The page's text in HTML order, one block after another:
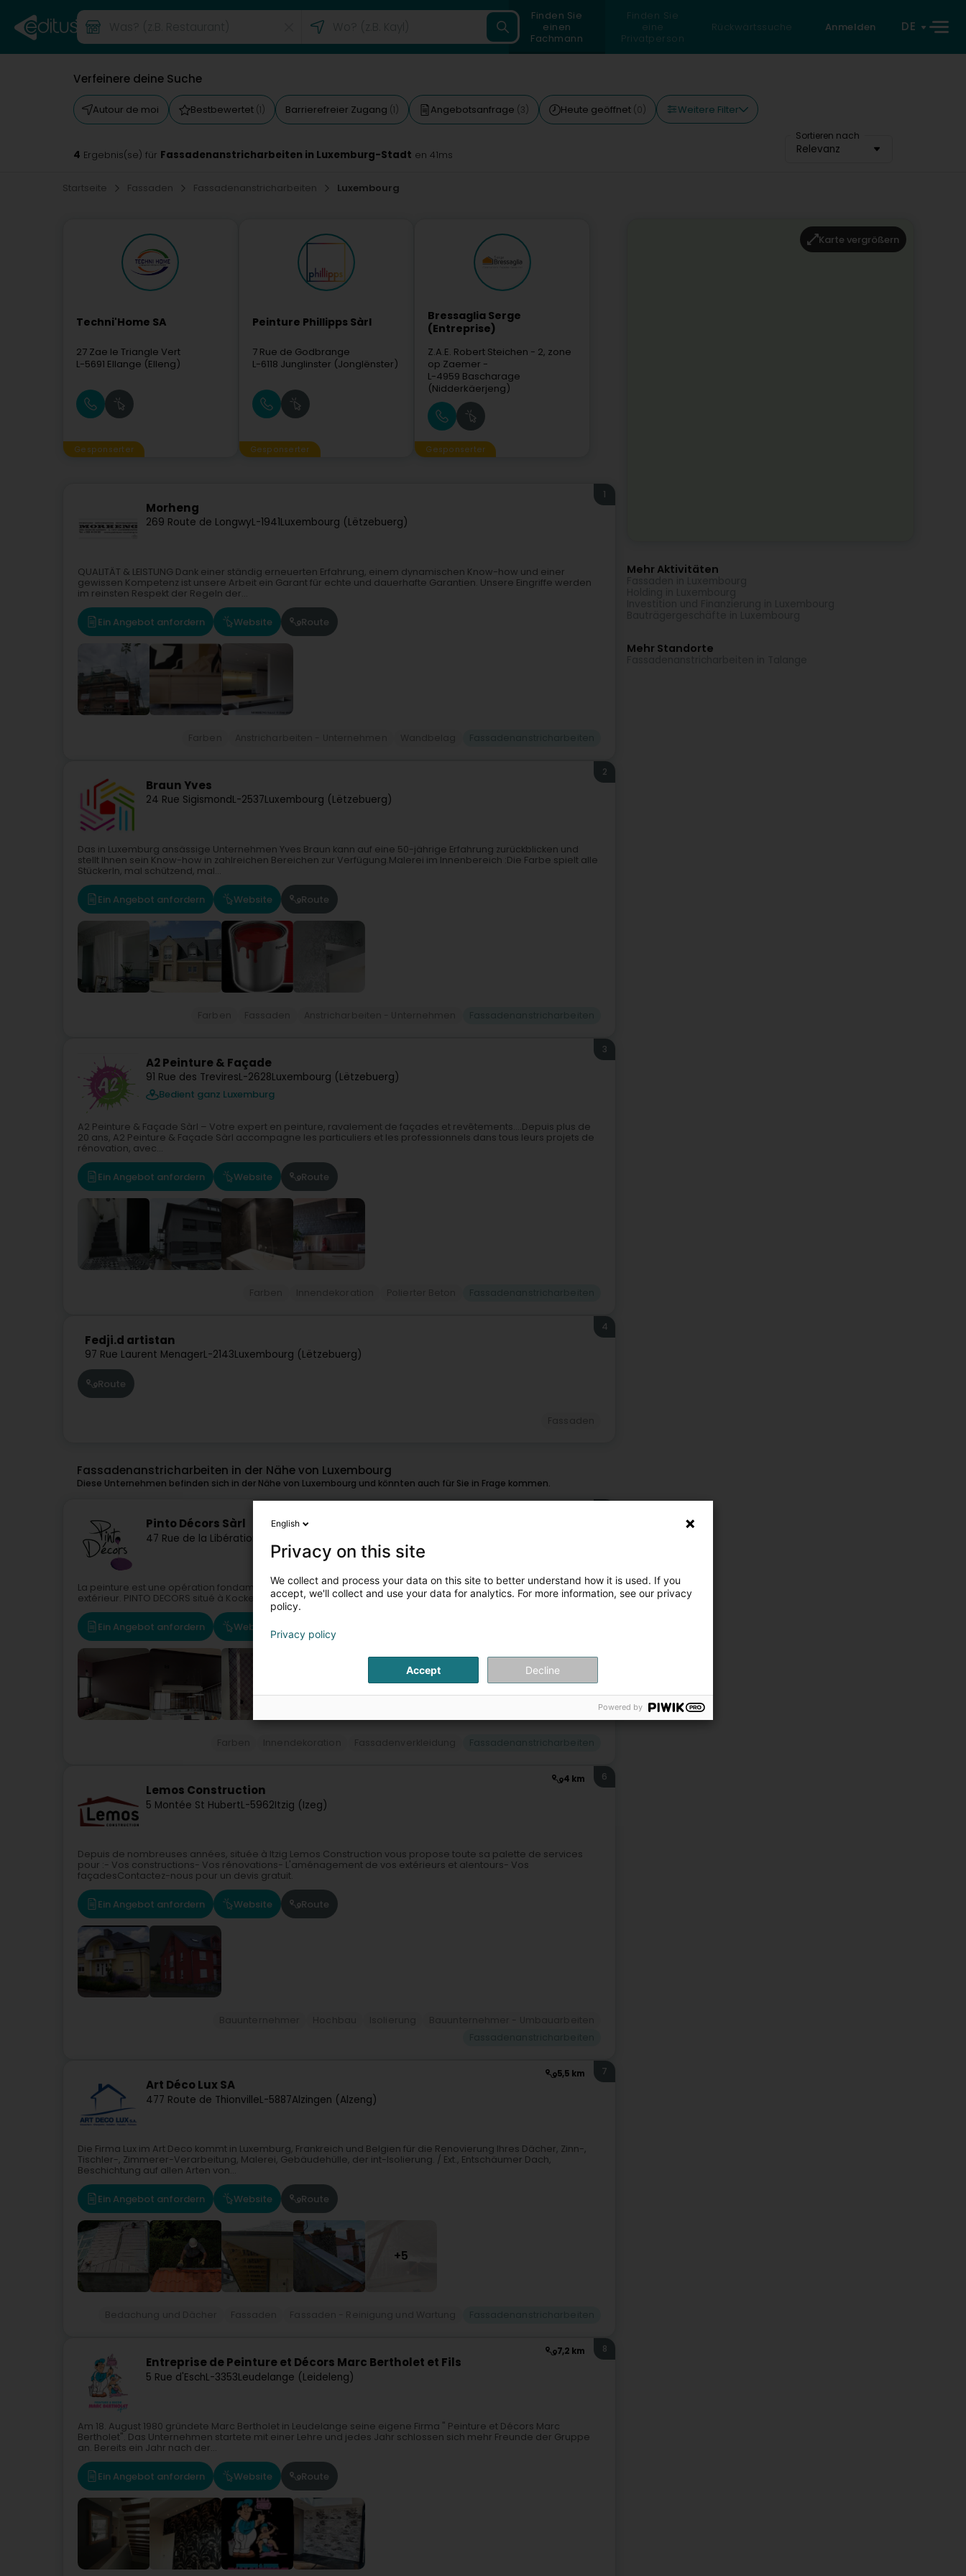
Finden Sie
einen
Fachmann
Finden Sie
eine
Privatperson
Rückwärtssuche Anmelden DE
Verfeinere deine Suche
Autour de moi Bestbewertet (1) Barrierefreier Zugang (1) Angebotsanfrage (3) Heute geöffnet (0) Weitere Filter
Sortieren nach
Relevanz
4 Ergebnis(se) für Fassadenanstricharbeiten in Luxemburg-Stadt en 41ms
Startseite Fassaden Fassadenanstricharbeiten Luxembourg
Techni'Home SA
27 Zae le Triangle Vert
L-5691 Ellange (Elleng)
Gesponserter
Peinture Phillipps Sàrl
7 Rue de Godbrange
L-6118 Junglinster (Jonglënster)
Gesponserter
Bressaglia Serge
(Entreprise)
Z.A.E. Robert Steichen - 2, zone
op Zaemer -
L-4959 Bascharage
(Nidderkäerjeng)
Gesponserter
Morheng
269 Route de LongwyL-1941Luxembourg (Lëtzebuerg)
1
QUALITÄT & LEISTUNG Dank einer ständig erneuerten Erfahrung, einem dynamischen Know-how und einer
gewissen Kompetenz ist unsere Arbeit ein Garant für echte und dauerhafte Garantien. Unsere Eingriffe werden
im reinsten Respekt der Regeln der...
Ein Angebot anfordern Website Route
Braun Yves
24 Rue SigismondL-2537Luxembourg (Lëtzebuerg)
2
Das in Luxemburg ansässige Unternehmen Yves Braun kann auf eine 50-jährige Erfahrung zurückblicken und
stellt Ihnen sein Know-how in zahlreichen Bereichen zur Verfügung.Malerei im Innenbereich :Die Farbe spielt alle
Stückerln, mal schützend, mal...
Ein Angebot anfordern Website Route
A2 Peinture & Façade
91 Rue des TreviresL-2628Luxembourg (Lëtzebuerg)
Bedient ganz Luxemburg
3
A2 Peinture & Façade Sàrl – Votre expert en peinture, ravalement de façades et revêtements….Depuis plus de
20 ans, A2 Peinture & Façade Sàrl accompagne les particuliers et les professionnels dans tous leurs projets de
rénovation, avec...
Ein Angebot anfordern Website Route
Fedji.d artistan
97 Rue Laurent MenagerL-2143Luxembourg (Lëtzebuerg)
4
Route
Fassadenanstricharbeiten in der Nähe von Luxembourg
Diese Unternehmen befinden sich in der Nähe von Luxembourg und könnten auch für Sie in Frage kommen.
Pinto Décors Sàrl
47 Rue de la Libération
La peinture est une opération fondamentale pour l’esthétique de votre maison, autant en intérieur qu’en
extérieur. PINTO DECORS situé à Kockelscheuer au Luxembourg attache une grande importance...
Ein Angebot anfordern Website Route
+4
4 km
Lemos Construction
5 Montée St HubertL-5962Itzig (Izeg)
6
Depuis de nombreuses années, située à Itzig Lemos Construction vous propose toute sa palette de services
pour :- Vos constructions- Vos rénovations- L'aménagement de vos extérieurs et alentours- Vos
façadesContactez-nous pour un devis gratuit.
Ein Angebot anfordern Website Route
5,5 km
Art Déco Lux SA
477 Route de ThionvilleL-5887Alzingen (Alzeng)
7
Die Firma Lux im Art Deco kommt in Luxemburg, Frankreich und Belgien für die Renovierung Ihres Dächer, Zinn-,
Tischler-, Zimmerer-Verarbeitung, Malerei, Gebäudehülle, der int-Isolierung. / Ext., Entschäumer Dach,
Beschichtung auf allen Arten von...
Ein Angebot anfordern Website Route
+5
7,2 km
Entreprise de Peinture et Décors Marc Bertholet et Fils
5 Rue d'EschL-3353Leudelange (Leideleng)
8
Am 18. August 1980 gründete Marc Bertholet in Leudelange seine eigene Firma " Peinture et Décors Marc
Bertholet". Das Unternehmen startete mit einer Lehre und jedes Jahr schlossen sich mehr Freunde der Gruppe
an. Bereits ein Jahr nach der...
Ein Angebot anfordern Website Route
Karte vergrößern
Mehr Aktivitäten
Mehr Standorte
English
Privacy on this site
We collect and process your data on this site to better understand how it is used. If you
accept, we'll collect and use your data for analytics. For more information, see our privacy
policy.
Privacy policy
Accept Decline
Powered by